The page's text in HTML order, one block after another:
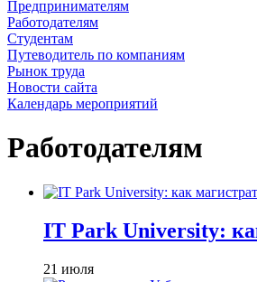
Предпринимателям
Работодателям
Студентам
Путеводитель по компаниям
Рынок труда
Новости сайта
Календарь мероприятий
Работодателям
IT Park University:
21 июля